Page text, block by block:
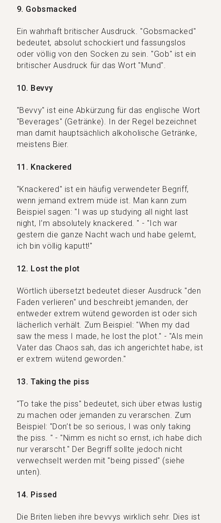
9. Gobsmacked
Ein wahrhaft britischer Ausdruck. "Gobsmacked"
bedeutet, absolut schockiert und fassungslos
oder völlig von den Socken zu sein. "Gob" ist ein
britischer Ausdruck für das Wort "Mund".
10. Bevvy
"Bevvy" ist eine Abkürzung für das englische Wort
"Beverages" (Getränke). In der Regel bezeichnet
man damit hauptsächlich alkoholische Getränke,
meistens Bier.
11. Knackered
"Knackered" ist ein häufig verwendeter Begriff,
wenn jemand extrem müde ist. Man kann zum
Beispiel sagen: "I was up studying all night last
night, I’m absolutely knackered. " - "Ich war
gestern die ganze Nacht wach und habe gelernt,
ich bin völlig kaputt!"
12. Lost the plot
Wörtlich übersetzt bedeutet dieser Ausdruck "den
Faden verlieren" und beschreibt jemanden, der
entweder extrem wütend geworden ist oder sich
lächerlich verhält. Zum Beispiel: "When my dad
saw the mess I made, he lost the plot." - "Als mein
Vater das Chaos sah, das ich angerichtet habe, ist
er extrem wütend geworden."
13. Taking the piss
"To take the piss" bedeutet, sich über etwas lustig
zu machen oder jemanden zu verarschen. Zum
Beispiel: "Don’t be so serious, I was only taking
the piss. " - "Nimm es nicht so ernst, ich habe dich
nur verarscht." Der Begriff sollte jedoch nicht
verwechselt werden mit "being pissed" (siehe
unten).
14. Pissed
Die Briten lieben ihre bevvys wirklich sehr. Dies ist